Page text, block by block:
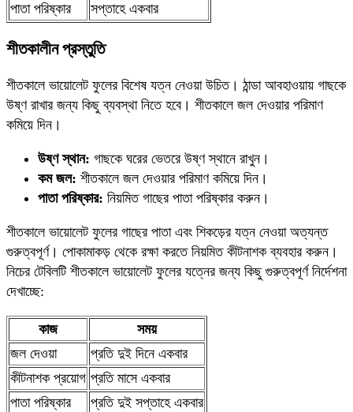
পাতা পরিষ্কার
সপ্তাহে একবার
শীতকালীন প্রস্তুতি
শীতকালে ভায়োলেট ফুলের বিশেষ যত্ন নেওয়া উচিত। ঠান্ডা আবহাওয়ায় গাছকে
উষ্ণ রাখার জন্য কিছু ব্যবস্থা নিতে হবে। শীতকালে জল দেওয়ার পরিমাণ
কমিয়ে দিন।
উষ্ণ স্থান: গাছকে ঘরের ভেতরে উষ্ণ স্থানে রাখুন।
কম জল: শীতকালে জল দেওয়ার পরিমাণ কমিয়ে দিন।
পাতা পরিষ্কার: নিয়মিত গাছের পাতা পরিষ্কার করুন।
শীতকালে ভায়োলেট ফুলের গাছের পাতা এবং শিকড়ের যত্ন নেওয়া অত্যন্ত
গুরুত্বপূর্ণ। পোকামাকড় থেকে রক্ষা করতে নিয়মিত কীটনাশক ব্যবহার করুন।
নিচের টেবিলটি শীতকালে ভায়োলেট ফুলের যত্নের জন্য কিছু গুরুত্বপূর্ণ নির্দেশনা
দেখাচ্ছে:
কাজ
সময়
জল দেওয়া
প্রতি দুই দিনে একবার
কীটনাশক প্রয়োগ প্রতি মাসে একবার
পাতা পরিষ্কার
প্রতি দুই সপ্তাহে একবার